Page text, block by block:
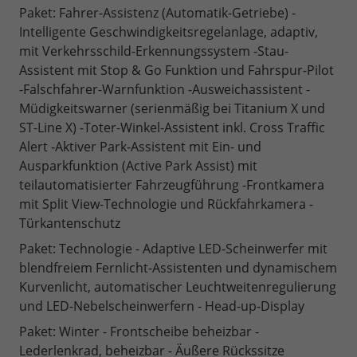
Paket: Fahrer-Assistenz (Automatik-Getriebe) -
Intelligente Geschwindigkeitsregelanlage, adaptiv,
mit Verkehrsschild-Erkennungssystem -Stau-
Assistent mit Stop & Go Funktion und Fahrspur-Pilot
-Falschfahrer-Warnfunktion -Ausweichassistent -
Müdigkeitswarner (serienmäßig bei Titanium X und
ST-Line X) -Toter-Winkel-Assistent inkl. Cross Traffic
Alert -Aktiver Park-Assistent mit Ein- und
Ausparkfunktion (Active Park Assist) mit
teilautomatisierter Fahrzeugführung -Frontkamera
mit Split View-Technologie und Rückfahrkamera -
Türkantenschutz
Paket: Technologie - Adaptive LED-Scheinwerfer mit
blendfreiem Fernlicht-Assistenten und dynamischem
Kurvenlicht, automatischer Leuchtweitenregulierung
und LED-Nebelscheinwerfern - Head-up-Display
Paket: Winter - Frontscheibe beheizbar -
Lederlenkrad, beheizbar - Äußere Rückssitze